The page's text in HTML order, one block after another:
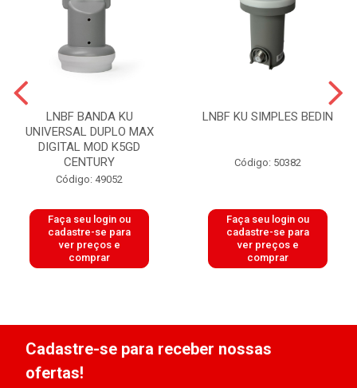
LNBF BANDA KU
UNIVERSAL DUPLO MAX
DIGITAL MOD K5GD
CENTURY
Código: 49052
Faça seu login ou
cadastre-se para
ver preços e
comprar
LNBF KU SIMPLES BEDIN
Código: 50382
Faça seu login ou
cadastre-se para
ver preços e
comprar
Cadastre-se para receber nossas
ofertas!